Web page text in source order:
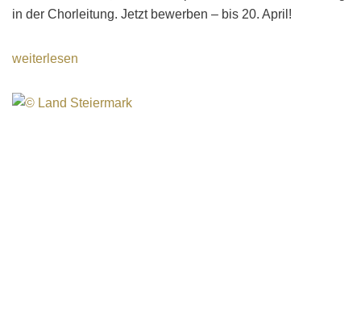
in der Chorleitung. Jetzt bewerben – bis 20. April!
weiterlesen